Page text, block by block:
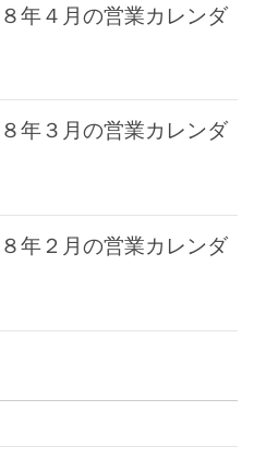
年４月の営業カレンダ
年３月の営業カレンダ
年２月の営業カレンダ